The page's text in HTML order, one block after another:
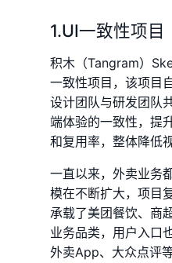
1.UI一致性项目
积木（Tangram）
一致性项目，该项目
设计团队与研发团队
端体验的一致性，提
和复用率，整体降低
一直以来，外卖业务
模在不断扩大，项目
承载了美团餐饮、商
业务品类，用户入口
外卖App、大众点评